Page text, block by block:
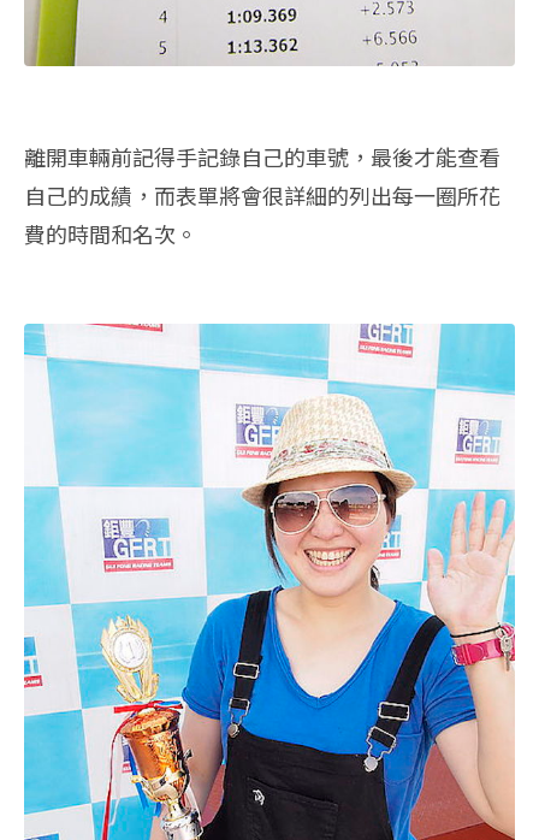
離開車輛前記得手記錄自己的車號，最後才能查看
自己的成績，而表單將會很詳細的列出每一圈所花
費的時間和名次。